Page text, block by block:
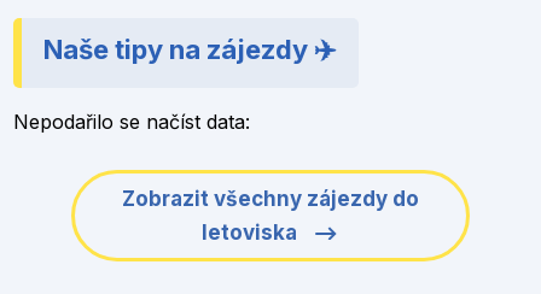
Naše tipy na zájezdy ✈️
Nepodařilo se načíst data:
Zobrazit všechny zájezdy do
letoviska